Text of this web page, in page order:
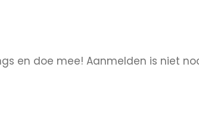
en doe mee! Aanmelden is niet